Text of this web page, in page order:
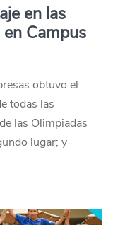
en las
Campus
obtuvo el
todas las
las Olimpiadas
lugar; y